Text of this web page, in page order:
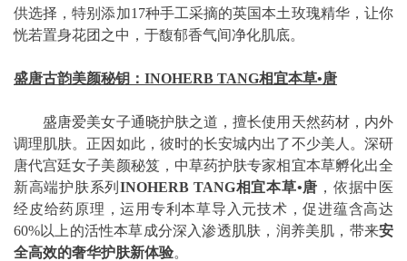
供选择，特别添加17种手工采摘的英国本土玫瑰精华，让你
恍若置身花团之中，于馥郁香气间净化肌底。
盛唐古韵美颜秘钥：INOHERB TANG相宜本草•唐
盛唐爱美女子通晓护肤之道，擅长使用天然药材，内外
调理肌肤。正因如此，彼时的长安城内出了不少美人。深研
唐代宫廷女子美颜秘笈，中草药护肤专家相宜本草孵化出全
新高端护肤系列INOHERB TANG相宜本草•唐 ，依据中医
经皮给药原理，运用专利本草导入元技术，促进蕴含高达
60%以上的活性本草成分深入渗透肌肤，润养美肌，带来安
全高效的奢华护肤新体验。